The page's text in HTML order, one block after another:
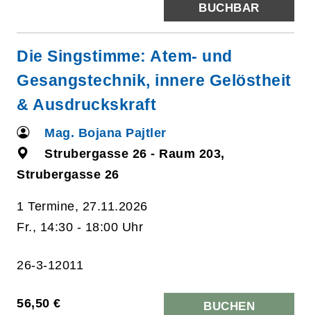
BUCHBAR
Die Singstimme: Atem- und
Gesangstechnik, innere Gelöstheit
& Ausdruckskraft
Mag. Bojana Pajtler
Strubergasse 26 - Raum 203,
Strubergasse 26
1 Termine, 27.11.2026
Fr., 14:30 - 18:00 Uhr
26-3-12011
56,50 € BUCHEN